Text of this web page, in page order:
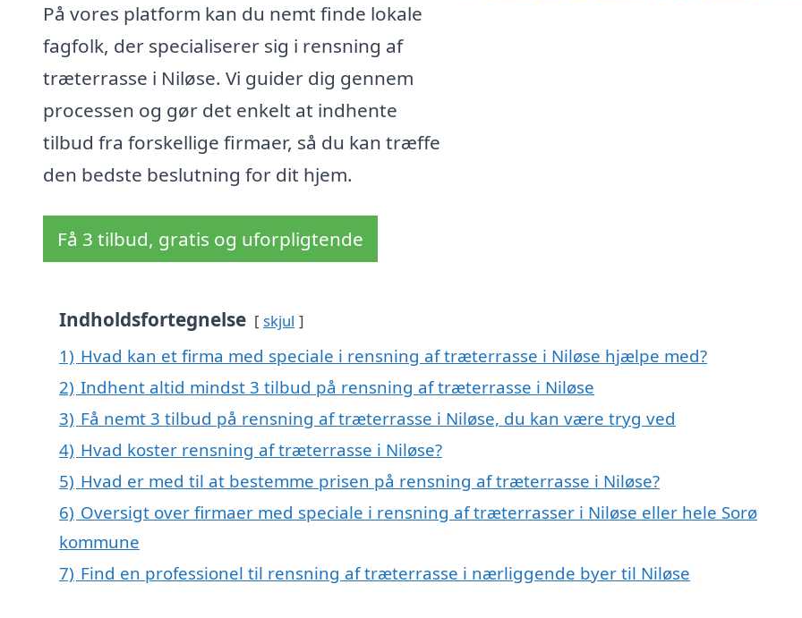
På vores platform kan du nemt finde lokale
fagfolk, der specialiserer sig i rensning af
træterrasse i Niløse. Vi guider dig gennem
processen og gør det enkelt at indhente
tilbud fra forskellige firmaer, så du kan træffe
den bedste beslutning for dit hjem.
Få 3 tilbud, gratis og uforpligtende
Indholdsfortegnelse skjul
1) Hvad kan et firma med speciale i rensning af træterrasse i Niløse hjælpe med?
2) Indhent altid mindst 3 tilbud på rensning af træterrasse i Niløse
3) Få nemt 3 tilbud på rensning af træterrasse i Niløse, du kan være tryg ved
4) Hvad koster rensning af træterrasse i Niløse?
5) Hvad er med til at bestemme prisen på rensning af træterrasse i Niløse?
6) Oversigt over firmaer med speciale i rensning af træterrasser i Niløse eller hele Sorø
kommune
7) Find en professionel til rensning af træterrasse i nærliggende byer til Niløse